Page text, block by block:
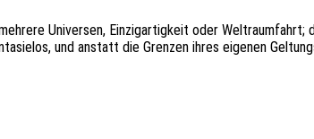
Univer­sen, Einzig­ar­tig­keit oder
und anstatt die Gren­zen ihres eige­nen